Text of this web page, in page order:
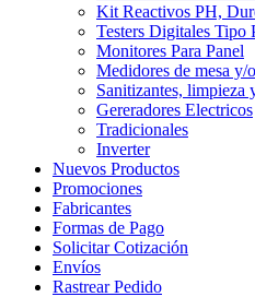
Kit Reactivos PH,
Testers Digitales Tipo
Monitores Para Panel
Medidores de mesa y/
Sanitizantes, limpieza
Gereradores Electricos
Tradicionales
Inverter
Nuevos Productos
Promociones
Fabricantes
Formas de Pago
Solicitar Cotización
Envíos
Rastrear Pedido